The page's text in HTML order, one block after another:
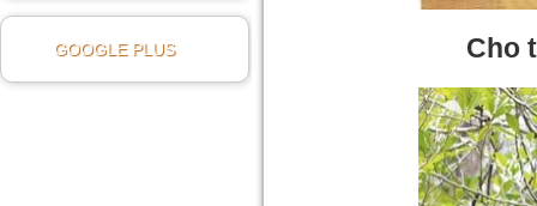
GOOGLE PLUS Cho